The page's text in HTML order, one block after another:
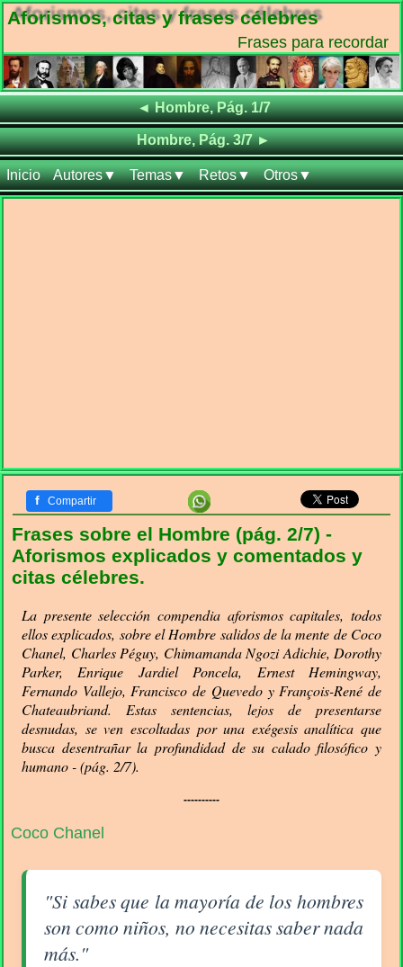
Aforismos, citas y frases célebres
Frases para recordar
◄Frases de
Hombre, Pág. 1/7
Frases de
Hombre, Pág. 3/7►
Inicio Autores▼ Temas▼ Retos▼ Otros▼
f Compartir
Frases sobre el Hombre (pág. 2/7) -
Aforismos explicados y comentados y
citas célebres.
La presente selección compendia aforismos capitales, todos
ellos explicados, sobre el Hombre salidos de la mente de Coco
Chanel, Charles Péguy, Chimamanda Ngozi Adichie, Dorothy
Parker, Enrique Jardiel Poncela, Ernest Hemingway,
Fernando Vallejo, Francisco de Quevedo y François-René de
Chateaubriand. Estas sentencias, lejos de presentarse
desnudas, se ven escoltadas por una exégesis analítica que
busca desentrañar la profundidad de su calado filosófico y
humano - (pág. 2/7).
----------
Coco Chanel
Aforismo sobre el Hombre (pág. 2/7) - Coco Chanel
"Si sabes que la mayoría de los hombres
son como niños, no necesitas saber nada
más."